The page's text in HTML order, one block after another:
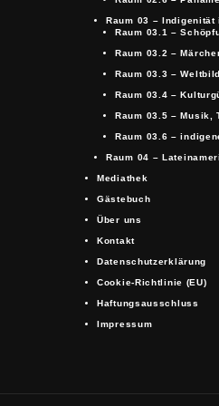
Raum 03 –
Raum 03.1 –
Raum 03.2 –
Raum 03.3 –
Raum 03.4 –
Raum 03.5 – Musik,
Raum 03.6 –
Raum 04 –
Mediathek
Gästebuch
Über uns
Kontakt
Datenschutzerklärung
Cookie-Richtlinie (EU)
Haftungsausschluss
Impressum